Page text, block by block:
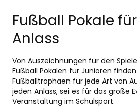
Fußball Pokale
Anlass
Von Auszeichnungen für den
Fußball Pokalen für Junioren
Fußballtrophäen für jede Art von
jeden Anlass, sei es für das große
Veranstaltung im Schulsport.